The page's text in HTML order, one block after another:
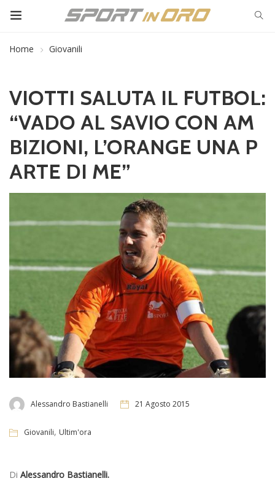
Home Giovanili
VIOTTI SALUTA IL FUTBOL:
“VADO AL SAVIO CON AM
BIZIONI, L’ORANGE UNA P
ARTE DI ME”
Alessandro Bastianelli 21 Agosto 2015
Giovanili, Ultim'ora
Di Alessandro Bastianelli.